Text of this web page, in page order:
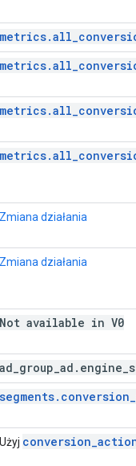
Zmiana działania
Zmiana działania
Not available in V0
ad group ad . engine
Użyj